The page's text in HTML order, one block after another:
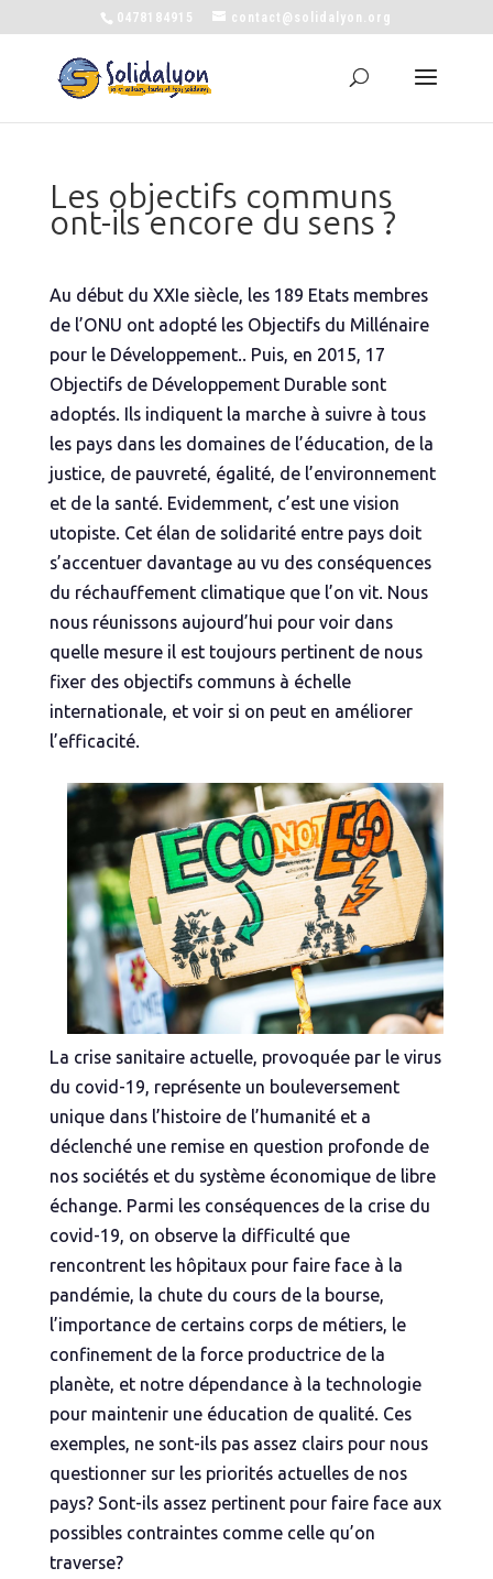
0478184915 contact@solidalyon.org
Les objectifs communs
ont-ils encore du sens ?
Au début du XXIe siècle, les 189 Etats membres
de l’ONU ont adopté les Objectifs du Millénaire
pour le Développement.. Puis, en 2015, 17
Objectifs de Développement Durable sont
adoptés. Ils indiquent la marche à suivre à tous
les pays dans les domaines de l’éducation, de la
justice, de pauvreté, égalité, de l’environnement
et de la santé. Evidemment, c’est une vision
utopiste. Cet élan de solidarité entre pays doit
s’accentuer davantage au vu des conséquences
du réchauffement climatique que l’on vit. Nous
nous réunissons aujourd’hui pour voir dans
quelle mesure il est toujours pertinent de nous
fixer des objectifs communs à échelle
internationale, et voir si on peut en améliorer
l’efficacité.
La crise sanitaire actuelle, provoquée par le virus
du covid-19, représente un bouleversement
unique dans l’histoire de l’humanité et a
déclenché une remise en question profonde de
nos sociétés et du système économique de libre
échange. Parmi les conséquences de la crise du
covid-19, on observe la difficulté que
rencontrent les hôpitaux pour faire face à la
pandémie, la chute du cours de la bourse,
l’importance de certains corps de métiers, le
confinement de la force productrice de la
planète, et notre dépendance à la technologie
pour maintenir une éducation de qualité. Ces
exemples, ne sont-ils pas assez clairs pour nous
questionner sur les priorités actuelles de nos
pays? Sont-ils assez pertinent pour faire face aux
possibles contraintes comme celle qu’on
traverse?